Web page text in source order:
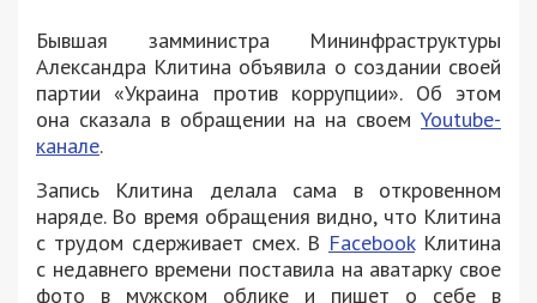
Бывшая замминистра Мининфраструктуры
Александра Клитина объявила о создании своей
партии «Украина против коррупции». Об этом
она сказала в обращении на на своем Youtube-
канале.
Запись Клитина делала сама в откровенном
наряде. Во время обращения видно, что Клитина
с трудом сдерживает смех. В FacebookКлитина
с недавнего времени поставила на аватарку свое
фото в мужском облике и пишет о себе в